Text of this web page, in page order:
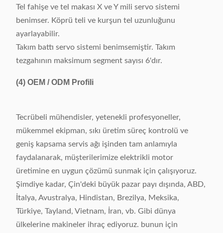
Tel fahişe ve tel makası X ve Y mili servo sistemi
benimser. Köprü teli ve kurşun tel uzunluğunu
ayarlayabilir.
Takım battı servo sistemi benimsemiştir. Takım
tezgahının maksimum segment sayısı 6'dır.
(4) OEM / ODM Profili
Tecrübeli mühendisler, yetenekli profesyoneller,
mükemmel ekipman, sıkı üretim süreç kontrolü ve
geniş kapsama servis ağı işinden tam anlamıyla
faydalanarak, müşterilerimize elektrikli motor
üretimine en uygun çözümü sunmak için çalışıyoruz.
Şimdiye kadar, Çin'deki büyük pazar payı dışında, ABD,
İtalya, Avustralya, Hindistan, Brezilya, Meksika,
Türkiye, Tayland, Vietnam, İran, vb. Gibi dünya
ülkelerine makineler ihraç ediyoruz. bunun için